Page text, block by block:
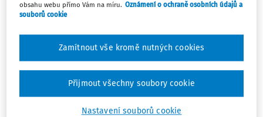
které reagují na změny v oblasti:
způsobu zápisu některých údajů v technickém průkazu
vozidla aj.
Jak důvodová zpráva k tomuto zákonu uvádí, záměrem
této novely je sjednocení vybrané terminologie.
obsahu webu přímo Vám na míru. Oznámení o ochraně osobních údajů a
souborů cookie
Nastavení souborů cookie
Zamítnout vše kromě nutných cookies
Přijmout všechny soubory cookie